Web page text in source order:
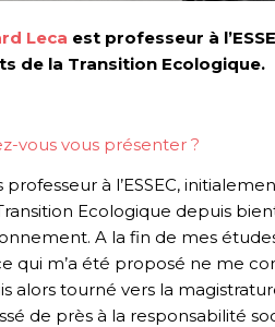
Leca est professeur à
de la Transition Ecologique.
vous vous présenter ?
professeur à l’ESSEC,
Ecologique depuis
A la fin de mes
qui m’a été proposé ne me
alors tourné vers la
de près à la responsabilité